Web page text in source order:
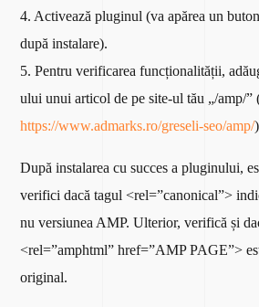
4. Activează pluginul (va apărea un
după instalare).
5. Pentru verificarea funcționalității,
ului unui articol de pe site-ul tău „/amp/”
https://www.admarks.ro/greseli-seo/amp/
După instalarea cu succes a pluginului,
verifici dacă tagul <rel=”canonical”>
nu versiunea AMP. Ulterior, verifică și
<rel=”amphtml” href=”AMP PAGE”>
original.